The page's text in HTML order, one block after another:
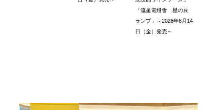
「流星電燈舎 星の豆
ランプ」～2026年8月14
日（金）発売～